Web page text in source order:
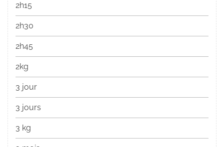
2h15
2h30
2h45
2kg
3 jour
3 jours
3 kg